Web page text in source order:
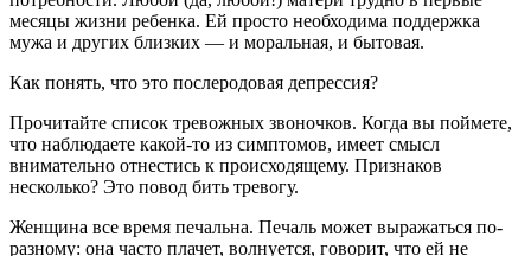
месяцы жизни ребенка. Ей просто необходима поддержка
мужа и других близких — и моральная, и бытовая.
Как понять, что это послеродовая депрессия?
Прочитайте список тревожных звоночков. Когда вы поймете,
что наблюдаете какой-то из симптомов, имеет смысл
внимательно отнестись к происходящему. Признаков
несколько? Это повод бить тревогу.
Женщина все время печальна. Печаль может выражаться по-
разному: она часто плачет, волнуется, говорит, что ей не